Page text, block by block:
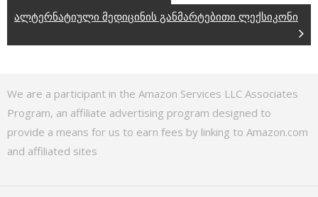
ალტერნატიული მედიცინის განმარტებითი ლექსიკონი
We are a participant in the Amazon Services LLC Associates
Program, an affiliate advertising program designed to
provide a means for us to earn fees by linking to Amazon.com
and affiliated sites